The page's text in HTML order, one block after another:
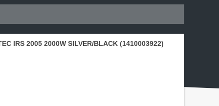
IRS 2005 2000W SILVER/BLACK (1410003922)